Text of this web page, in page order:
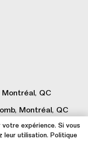
QC
Montréal, QC
expérience. Si vous
leur utilisation. Politique